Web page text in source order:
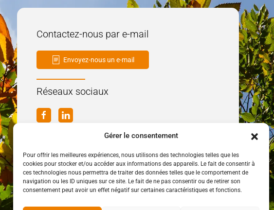
Gérer le consentement
Pour offrir les meilleures expériences, nous utilisons des technologies telles que les
cookies pour stocker et/ou accéder aux informations des appareils. Le fait de consentir à
ces technologies nous permettra de traiter des données telles que le comportement de
navigation ou les ID uniques sur ce site. Le fait de ne pas consentir ou de retirer son
consentement peut avoir un effet négatif sur certaines caractéristiques et fonctions.
Contactez-nous par e-mail
Envoyez-nous un e-mail
Réseaux sociaux